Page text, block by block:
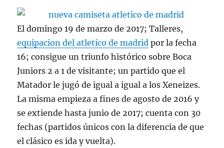
El domingo 19 de marzo de 2017; Talleres,
equipacion del atletico de madrid por la fecha
16; consigue un triunfo histórico sobre Boca
Juniors 2 a 1 de visitante; un partido que el
Matador le jugó de igual a igual a los Xeneizes.
La misma empieza a fines de agosto de 2016 y
se extiende hasta junio de 2017; cuenta con 30
fechas (partidos únicos con la diferencia de que
el clásico es ida y vuelta).